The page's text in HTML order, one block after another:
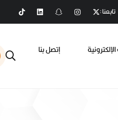
تابعنا :
إتصل بنا